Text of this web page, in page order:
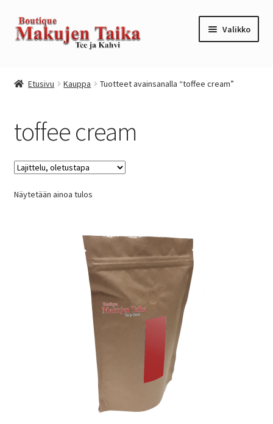
Siirry
navigointiin
Siirry
sisältöön
Valikko
Kassa
Kauppa
Oma tili
Tilaus- ja sopimusehdot
Etusivu Kauppa Tuotteet avainsanalla “toffee cream”
toffee cream
Näytetään ainoa tulos